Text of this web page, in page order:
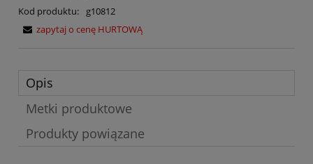
Kod produktu:
g10812
zapytaj o cenę HURTOWĄ
Opis
Metki produktowe
Produkty powiązane